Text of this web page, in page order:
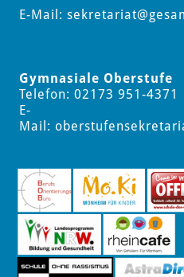
E-Mail: sekretariat
Gymnasiale Oberstufe
Telefon: 02173 951-4371
E-
Mail: